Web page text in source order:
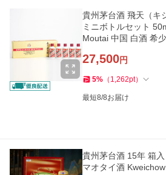
貴州茅台酒 飛天（キ
ミニボトルセット 50ml×５
Moutai 中国 白酒 希少
27,500円
5% （ 1,262pt）
最短8/8お届け
貴州茅台酒 15年 箱
マオタイ酒